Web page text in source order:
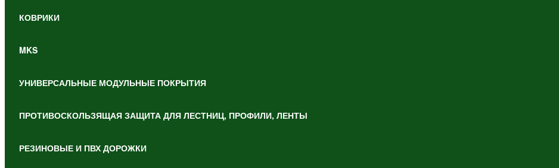
КОВРИКИ
MKS
УНИВЕРСАЛЬНЫЕ МОДУЛЬНЫЕ ПОКРЫТИЯ
ПРОТИВОСКОЛЬЗЯЩАЯ ЗАЩИТА ДЛЯ ЛЕСТНИЦ, ПРОФИЛИ, ЛЕНТЫ
РЕЗИНОВЫЕ И ПВХ ДОРОЖКИ